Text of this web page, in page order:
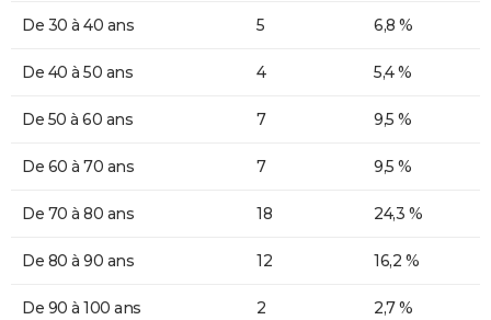
De 30 à 40 ans 5 6,8 %
De 40 à 50 ans 4 5,4 %
De 50 à 60 ans 7 9,5 %
De 60 à 70 ans 7 9,5 %
De 70 à 80 ans 18 24,3 %
De 80 à 90 ans 12 16,2 %
De 90 à 100 ans 2 2,7 %